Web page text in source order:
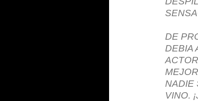
DE
DEBIA
NADIE
VINO.